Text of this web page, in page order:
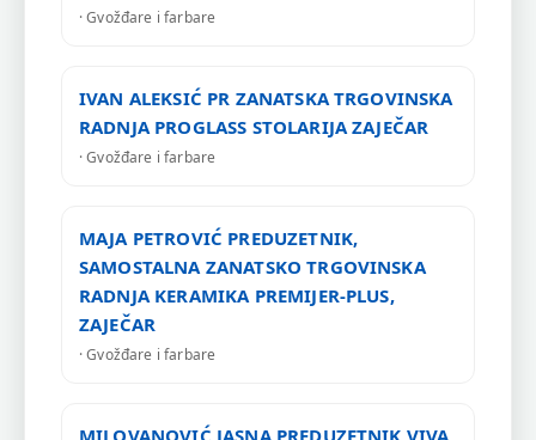
· Gvožđare i farbare
IVAN ALEKSIĆ PR ZANATSKA TRGOVINSKA
RADNJA PROGLASS STOLARIJA ZAJEČAR
· Gvožđare i farbare
MAJA PETROVIĆ PREDUZETNIK,
SAMOSTALNA ZANATSKO TRGOVINSKA
RADNJA KERAMIKA PREMIJER-PLUS,
ZAJEČAR
· Gvožđare i farbare
MILOVANOVIĆ JASNA PREDUZETNIK VIVA